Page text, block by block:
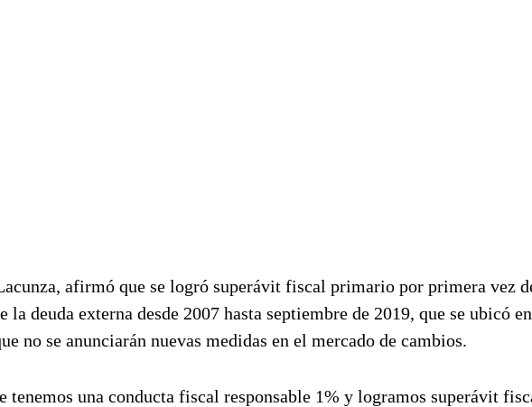
afirmó que se logró superávit fiscal primario por primera vez
deuda externa desde 2007 hasta septiembre de 2019, que se ubicó
no se anunciarán nuevas medidas en el mercado de cambios.
tenemos una conducta fiscal responsable 1% y logramos superávit